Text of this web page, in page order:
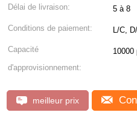
Délai de livraison: 5 à 8
Conditions de paiement: L/C,
Capacité
d'approvisionnement:
10000
meilleur prix